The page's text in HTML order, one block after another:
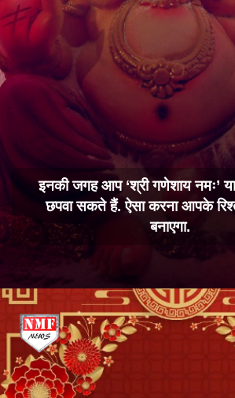
इनकी जगह आप ‘श्री गणेशाय नमः’
छपवा सकते हैं. ऐसा करना आपके
बनाएगा.